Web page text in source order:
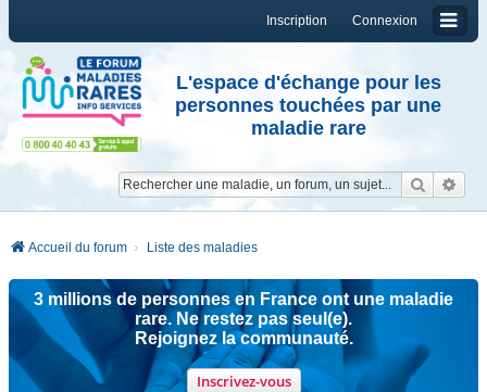
Connexion
Inscription
L'espace d'échange pour les
personnes touchées par une
maladie rare
Accueil du forum Liste des maladies
3 millions de personnes en France ont une maladie
rare. Ne restez pas seul(e).
Rejoignez la communauté.
Inscrivez-vous